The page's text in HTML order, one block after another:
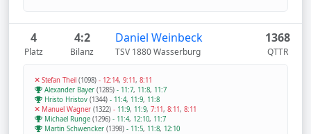
4
Platz
4:2
Bilanz
Daniel Weinbeck
TSV 1880 Wasserburg
1368
QTTR
Stefan Theil (1098) - 12:14, 9:11, 8:11
Alexander Bayer (1285) - 11:7, 11:8, 11:7
Hristo Hristov (1344) - 11:4, 11:9, 11:8
Manuel Wagner (1322) - 11:9, 11:9, 7:11, 8:11, 8:11
Michael Runge (1296) - 11:4, 12:10, 11:7
Martin Schwencker (1398) - 11:5, 11:8, 12:10